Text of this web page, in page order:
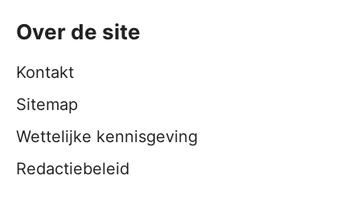
Over de site
Kontakt
Sitemap
Wettelijke kennisgeving
Redactiebeleid